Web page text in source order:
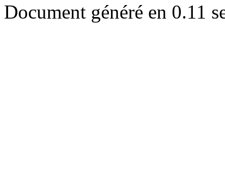
Document généré en 0.11